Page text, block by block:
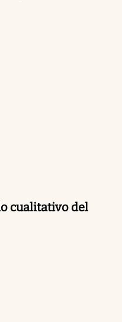
cualitativo del